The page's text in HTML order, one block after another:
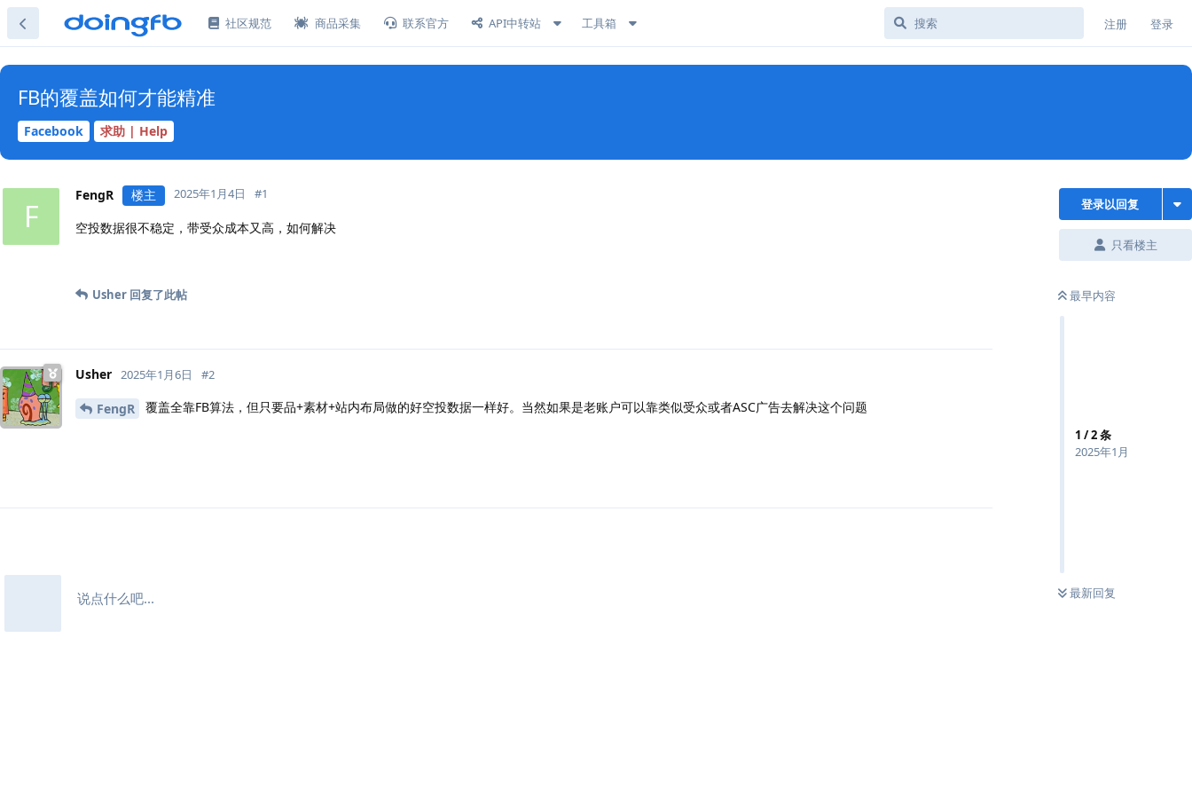
社区规范 商品采集 联系官方 API中转站 工具箱 注册 登录
Facebook 求助 | Help
FB的覆盖如何才能精准
登录以回复
只看楼主
最早内容
1 /2条
2025年1月
最新回复
F
FengR 楼主 2025年1月4日 #1
空投数据很不稳定，带受众成本又高，如何解决
Usher 回复了此帖
Usher 2025年1月6日 #2
FengR 覆盖全靠FB算法，但只要品+素材+站内布局做的好空投数据一样好。当然如果是老账户可以靠类似受众或者ASC广告去解决这个问题
说点什么吧...